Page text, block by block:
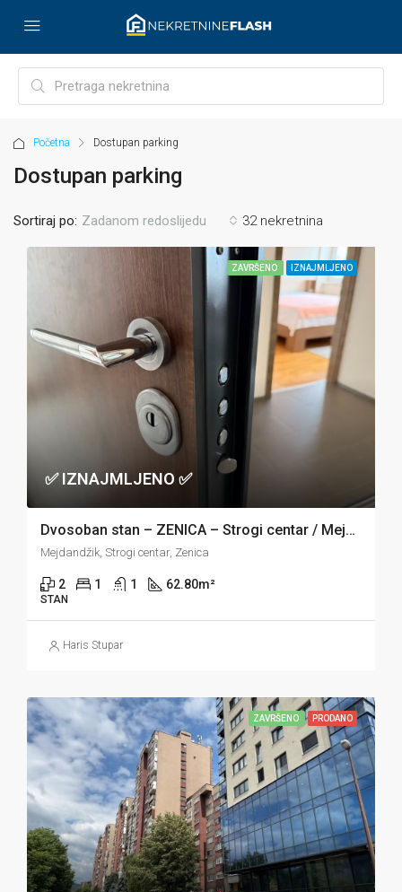
Početna Dostupan parking
Dostupan parking
32 nekretnina
Sortiraj po: Zadanom redoslijedu
ZAVRŠENO IZNAJMLJENO
✅ IZNAJMLJENO ✅
Dvosoban stan – ZENICA – Strogi centar / Mejdandžik
Mejdandžik, Strogi centar, Zenica
2 1 1 62.80m²
STAN
Haris Stupar
ZAVRŠENO PRODANO